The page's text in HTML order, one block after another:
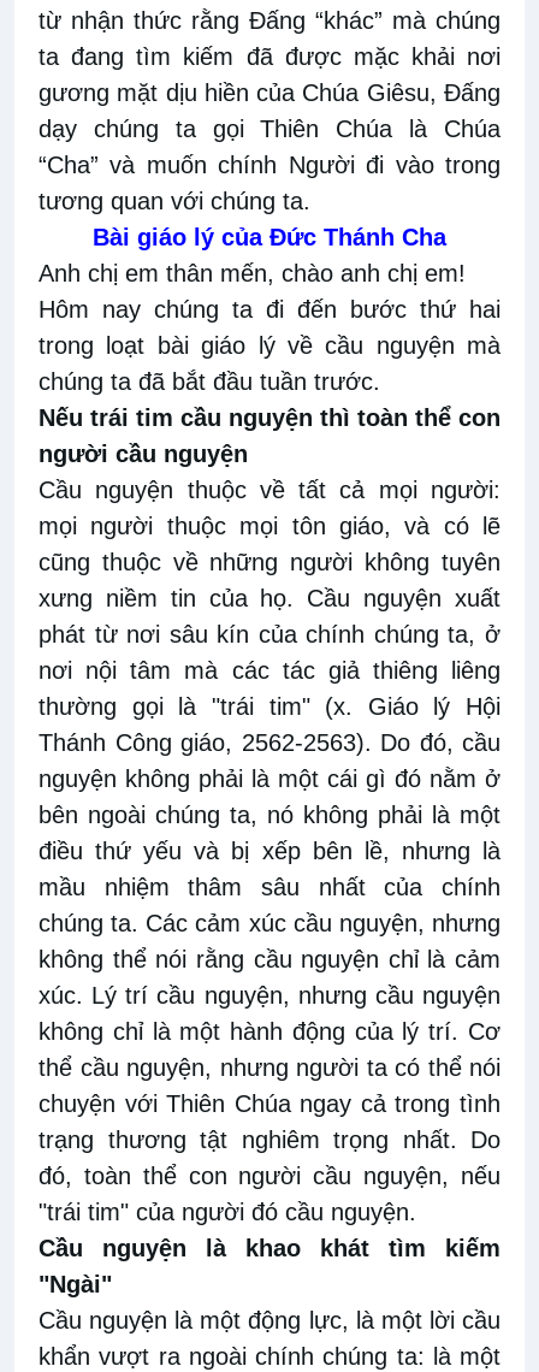
từ nhận thức rằng Đấng “khác” mà chúng
ta đang tìm kiếm đã được mặc khải nơi
gương mặt dịu hiền của Chúa Giêsu, Đấng
dạy chúng ta gọi Thiên Chúa là Chúa
“Cha” và muốn chính Người đi vào trong
tương quan với chúng ta.
Bài giáo lý của Đức Thánh Cha
Anh chị em thân mến, chào anh chị em!
Hôm nay chúng ta đi đến bước thứ hai
trong loạt bài giáo lý về cầu nguyện mà
chúng ta đã bắt đầu tuần trước.
Nếu trái tim cầu nguyện thì toàn thể con
người cầu nguyện
Cầu nguyện thuộc về tất cả mọi người:
mọi người thuộc mọi tôn giáo, và có lẽ
cũng thuộc về những người không tuyên
xưng niềm tin của họ. Cầu nguyện xuất
phát từ nơi sâu kín của chính chúng ta, ở
nơi nội tâm mà các tác giả thiêng liêng
thường gọi là "trái tim" (x. Giáo lý Hội
Thánh Công giáo, 2562-2563). Do đó, cầu
nguyện không phải là một cái gì đó nằm ở
bên ngoài chúng ta, nó không phải là một
điều thứ yếu và bị xếp bên lề, nhưng là
mầu nhiệm thâm sâu nhất của chính
chúng ta. Các cảm xúc cầu nguyện, nhưng
không thể nói rằng cầu nguyện chỉ là cảm
xúc. Lý trí cầu nguyện, nhưng cầu nguyện
không chỉ là một hành động của lý trí. Cơ
thể cầu nguyện, nhưng người ta có thể nói
chuyện với Thiên Chúa ngay cả trong tình
trạng thương tật nghiêm trọng nhất. Do
đó, toàn thể con người cầu nguyện, nếu
"trái tim" của người đó cầu nguyện.
Cầu nguyện là khao khát tìm kiếm
"Ngài"
Cầu nguyện là một động lực, là một lời cầu
khẩn vượt ra ngoài chính chúng ta: là một